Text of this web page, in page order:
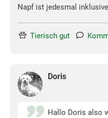
Napf ist jedesmal
Tierisch gut
Doris
Hallo Doris also